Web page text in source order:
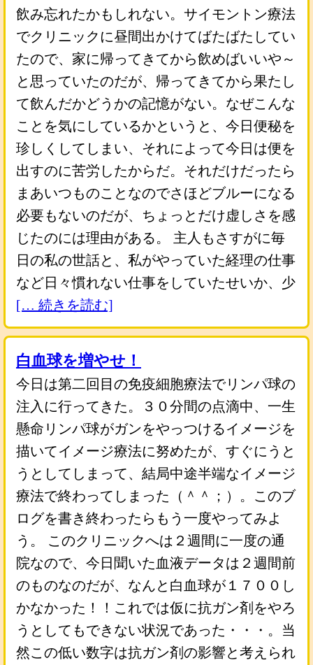
飲み忘れたかもしれない。サイモントン療法
でクリニックに昼間出かけてばたばたしてい
たので、家に帰ってきてから飲めばいいや～
と思っていたのだが、帰ってきてから果たし
て飲んだかどうかの記憶がない。なぜこんな
ことを気にしているかというと、今日便秘を
珍しくしてしまい、それによって今日は便を
出すのに苦労したからだ。それだけだったら
まあいつものことなのでさほどブルーになる
必要もないのだが、ちょっとだけ虚しさを感
じたのには理由がある。 主人もさすがに毎
日の私の世話と、私がやっていた経理の仕事
など日々慣れない仕事をしていたせいか、少
[… 続きを読む]
白血球を増やせ！
今日は第二回目の免疫細胞療法でリンパ球の
注入に行ってきた。３０分間の点滴中、一生
懸命リンパ球がガンをやっつけるイメージを
描いてイメージ療法に努めたが、すぐにうと
うとしてしまって、結局中途半端なイメージ
療法で終わってしまった（＾＾；）。このブ
ログを書き終わったらもう一度やってみよ
う。 このクリニックへは２週間に一度の通
院なので、今日聞いた血液データは２週間前
のものなのだが、なんと白血球が１７００し
かなかった！！これでは仮に抗ガン剤をやろ
うとしてもできない状況であった・・・。当
然この低い数字は抗ガン剤の影響と考えられ